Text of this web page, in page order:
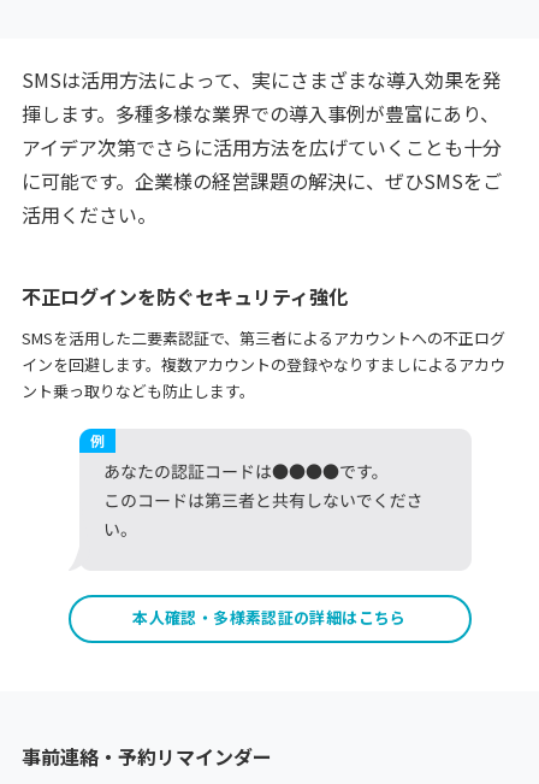
SMSは活用方法によって、実にさまざまな導入効果を発
揮します。多種多様な業界での導入事例が豊富にあり、
アイデア次第でさらに活用方法を広げていくことも十分
に可能です。企業様の経営課題の解決に、ぜひSMSをご
活用ください。
本人確認・多様素認証の詳細はこちら
不正ログインを防ぐセキュリティ強化
SMSを活用した二要素認証で、第三者によるアカウントへの不正ログ
インを回避します。複数アカウントの登録やなりすましによるアカウ
ント乗っ取りなども防止します。
事前連絡・予約リマインダー